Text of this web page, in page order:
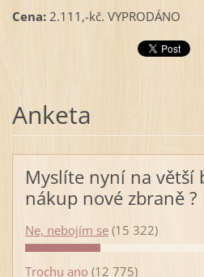
Cena:2.111,-kč. VYPRODÁNO
Anketa
Myslíte nyní na větší
nákup nové zbraně ?
Ne, nebojím se (15 322)
Trochu ano (12 775)